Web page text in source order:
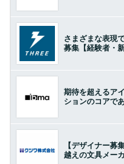
さまざまな表現
募集【経験者・新
期待を超えるア
ションのコアで
【デザイナー募
越えの文具メー